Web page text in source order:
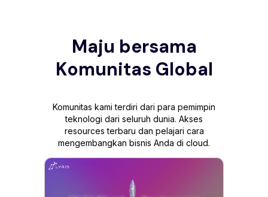
Maju bersama
Komunitas Global
Komunitas kami terdiri dari para pemimpin
teknologi dari seluruh dunia. Akses
resources terbaru dan pelajari cara
mengembangkan bisnis Anda di cloud.